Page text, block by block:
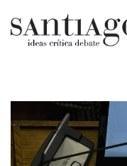
Actualidad
Archivo Cenfoto-UDP
Arquetipos de situación